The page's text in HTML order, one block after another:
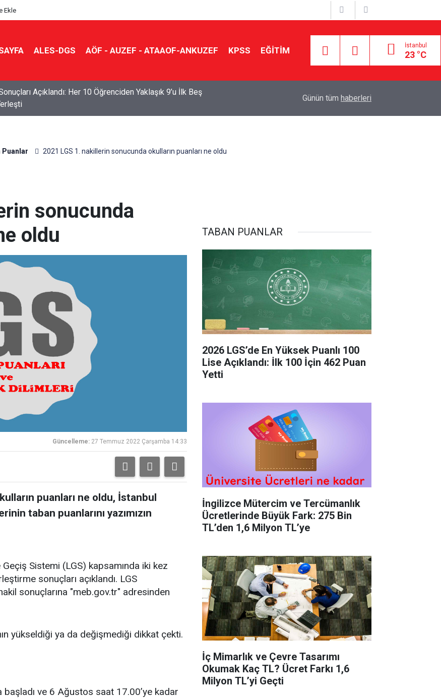
Ekle
ALES-DGS AÖF - AUZEF - ATAAOF-ANKUZEF KPSS EĞİTİM İstanbul
23 °C
Açıklandı: Her 10 Öğrenciden Yaklaşık 9’u İlk Beş
Yönlendiriyor?
Günün tüm haberleri
Puanlar 2021 LGS 1. nakillerin sonucunda okulların puanları ne oldu
sonucunda
oldu
Güncelleme: 27 Temmuz 2022 Çarşamba 14:33
puanları ne oldu, İstanbul
taban puanlarını yazımızın
Sistemi (LGS) kapsamında iki kez
sonuçları açıklandı. LGS
sonuçlarına "meb.gov.tr" adresinden
yükseldiği ya da değişmediği dikkat çekti.
ve 6 Ağustos saat 17.00’ye kadar
TABAN PUANLAR
2026 LGS’de En Yüksek Puanlı 100
Lise Açıklandı: İlk 100 İçin 462 Puan
Yetti
İngilizce Mütercim ve Tercümanlık
Ücretlerinde Büyük Fark: 275 Bin
TL’den 1,6 Milyon TL’ye
İç Mimarlık ve Çevre Tasarımı
Okumak Kaç TL? Ücret Farkı 1,6
Milyon TL’yi Geçti